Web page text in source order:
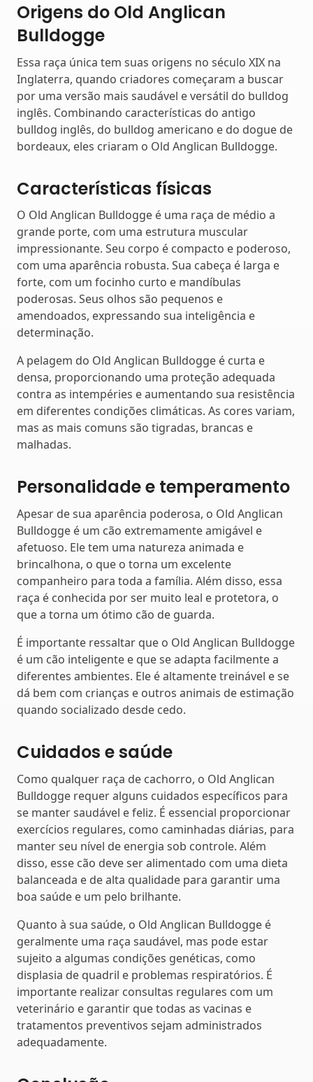
Origens do Old Anglican
Bulldogge
Essa raça única tem suas origens no século XIX na
Inglaterra, quando criadores começaram a buscar
por uma versão mais saudável e versátil do bulldog
inglês. Combinando características do antigo
bulldog inglês, do bulldog americano e do dogue de
bordeaux, eles criaram o Old Anglican Bulldogge.
Características físicas
O Old Anglican Bulldogge é uma raça de médio a
grande porte, com uma estrutura muscular
impressionante. Seu corpo é compacto e poderoso,
com uma aparência robusta. Sua cabeça é larga e
forte, com um focinho curto e mandíbulas
poderosas. Seus olhos são pequenos e
amendoados, expressando sua inteligência e
determinação.
A pelagem do Old Anglican Bulldogge é curta e
densa, proporcionando uma proteção adequada
contra as intempéries e aumentando sua resistência
em diferentes condições climáticas. As cores variam,
mas as mais comuns são tigradas, brancas e
malhadas.
Personalidade e temperamento
Apesar de sua aparência poderosa, o Old Anglican
Bulldogge é um cão extremamente amigável e
afetuoso. Ele tem uma natureza animada e
brincalhona, o que o torna um excelente
companheiro para toda a família. Além disso, essa
raça é conhecida por ser muito leal e protetora, o
que a torna um ótimo cão de guarda.
É importante ressaltar que o Old Anglican Bulldogge
é um cão inteligente e que se adapta facilmente a
diferentes ambientes. Ele é altamente treinável e se
dá bem com crianças e outros animais de estimação
quando socializado desde cedo.
Cuidados e saúde
Como qualquer raça de cachorro, o Old Anglican
Bulldogge requer alguns cuidados específicos para
se manter saudável e feliz. É essencial proporcionar
exercícios regulares, como caminhadas diárias, para
manter seu nível de energia sob controle. Além
disso, esse cão deve ser alimentado com uma dieta
balanceada e de alta qualidade para garantir uma
boa saúde e um pelo brilhante.
Quanto à sua saúde, o Old Anglican Bulldogge é
geralmente uma raça saudável, mas pode estar
sujeito a algumas condições genéticas, como
displasia de quadril e problemas respiratórios. É
importante realizar consultas regulares com um
veterinário e garantir que todas as vacinas e
tratamentos preventivos sejam administrados
adequadamente.